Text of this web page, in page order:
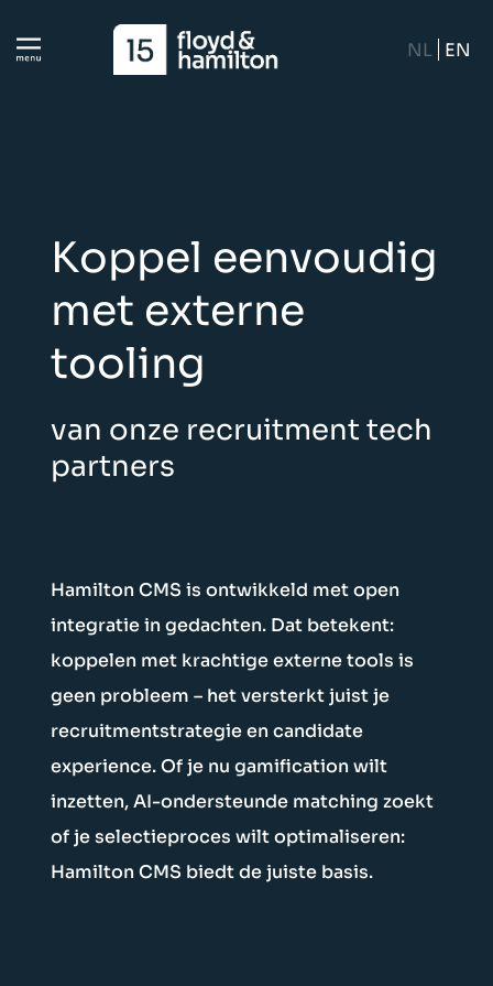
NL EN
Koppel eenvoudig
met externe
tooling
van onze recruitment tech
partners
Hamilton CMS is ontwikkeld met open
integratie in gedachten. Dat betekent:
koppelen met krachtige externe tools is
geen probleem – het versterkt juist je
recruitmentstrategie en candidate
experience. Of je nu gamification wilt
inzetten, AI-ondersteunde matching zoekt
of je selectieproces wilt optimaliseren:
Hamilton CMS biedt de juiste basis.